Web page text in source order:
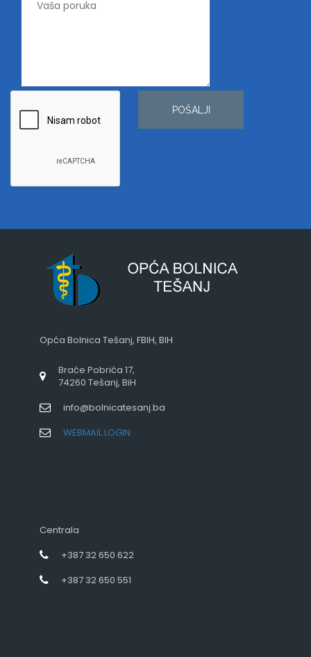
POŠALJI
Opća Bolnica Tešanj, FBIH, BIH
Braće Pobrića 17,
74260 Tešanj, BiH
info@bolnicatesanj.ba
WEBMAIL LOGIN
Centrala
+387 32 650 622
+387 32 650 551